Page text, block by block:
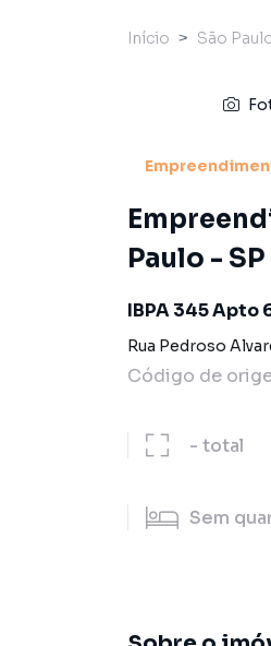
Início São
Paulo -
IBPA 345 Apto
Rua Pedroso
Código de
- total
Sem